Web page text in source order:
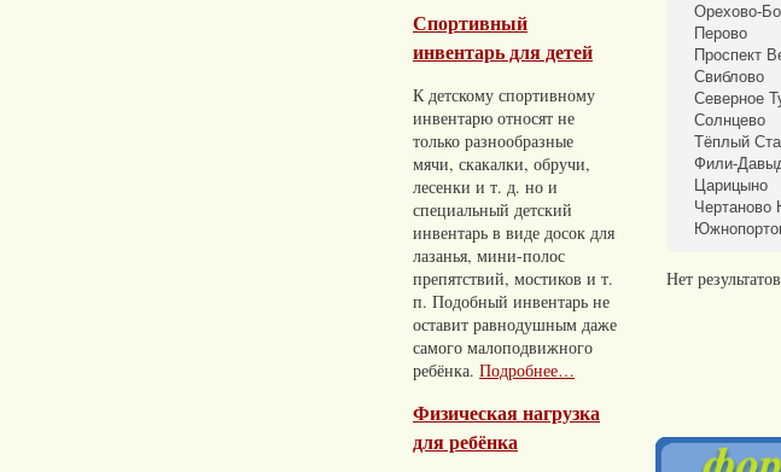
Спортивный
инвентарь для детей
К детскому спортивному
инвентарю относят не
только разнообразные
мячи, скакалки, обручи,
лесенки и т. д. но и
специальный детский
инвентарь в виде досок для
лазанья, мини-полос
препятствий, мостиков и т.
п. Подобный инвентарь не
оставит равнодушным даже
самого малоподвижного
ребёнка. Подробнее…
Физическая нагрузка
для ребёнка
Орехово-
Перово
Проспект
Свиблово
Северное
Солнцево
Тёплый
Фили-
Царицыно
Нет